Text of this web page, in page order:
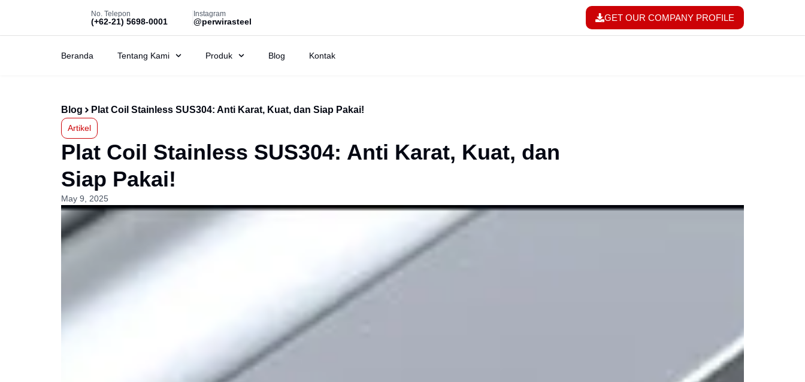
No. Telepon
(+62-21) 5698-0001
Instagram
@perwirasteel GET OUR COMPANY PROFILE
Beranda Tentang Kami Produk Blog Kontak
Blog Plat Coil Stainless SUS304: Anti Karat, Kuat, dan Siap Pakai!
Artikel
Plat Coil Stainless SUS304: Anti Karat, Kuat, dan
Siap Pakai!
May 9, 2025